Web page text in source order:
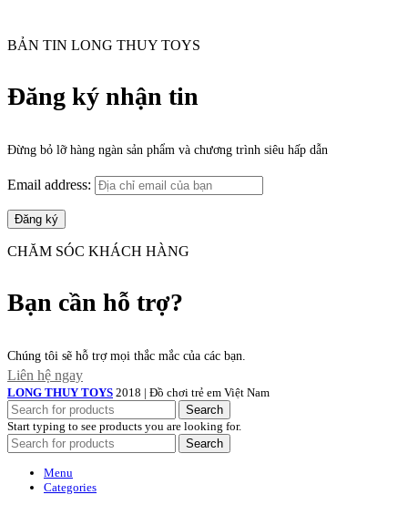
BẢN TIN LONG THUY TOYS
Đăng ký nhận tin
Đừng bỏ lỡ hàng ngàn sản phẩm và chương trình siêu hấp dẫn
Email address:
CHĂM SÓC KHÁCH HÀNG
Bạn cần hỗ trợ?
Chúng tôi sẽ hỗ trợ mọi thắc mắc của các bạn.
Liên hệ ngay
LONG THUY TOYS 2018 | Đồ chơi trẻ em Việt Nam
Search
Start typing to see products you are looking for.
Search
Menu
Categories